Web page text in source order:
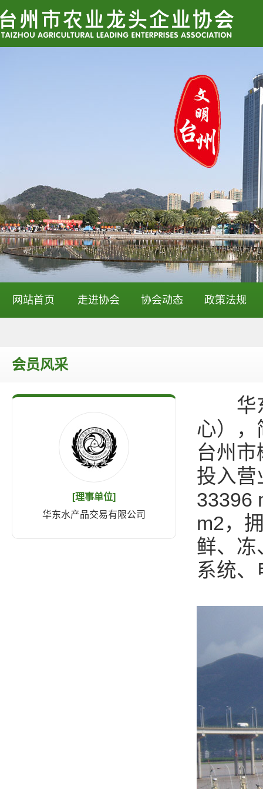
网站首页 走进协会 协会动态 政策法规
会员风采
[理事单位]
华东水产品交易有限公司
华东
心）
台州
投入营
33396
m2，
鲜、冻
系统